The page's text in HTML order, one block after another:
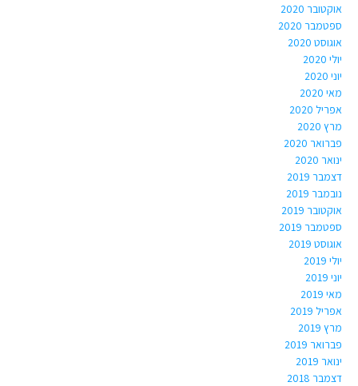
אוקטובר 2020
ספטמבר 2020
אוגוסט 2020
יולי 2020
יוני 2020
מאי 2020
אפריל 2020
מרץ 2020
פברואר 2020
ינואר 2020
דצמבר 2019
נובמבר 2019
אוקטובר 2019
ספטמבר 2019
אוגוסט 2019
יולי 2019
יוני 2019
מאי 2019
אפריל 2019
מרץ 2019
פברואר 2019
ינואר 2019
דצמבר 2018